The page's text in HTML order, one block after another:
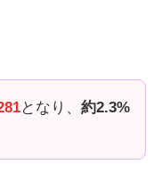
となり、 約2.3%